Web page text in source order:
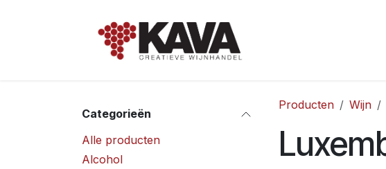
Categorieën
Alle producten
Alcohol
Producten Wijn